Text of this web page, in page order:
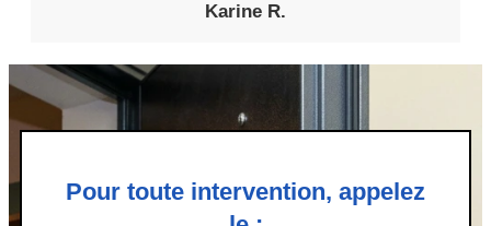
Karine R.
Pour toute intervention, appelez